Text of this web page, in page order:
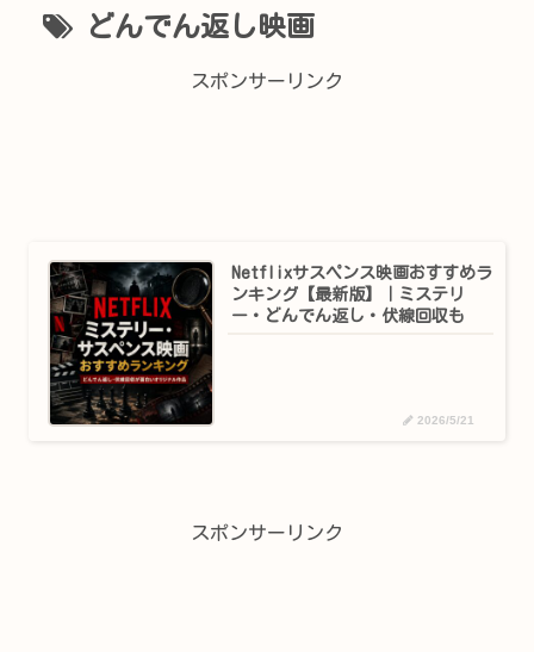
どんでん返し映画
スポンサーリンク
Netflixサスペンス映画おすすめラ
ンキング【最新版】｜ミステリ
ー・どんでん返し・伏線回収も
2026/5/21
スポンサーリンク